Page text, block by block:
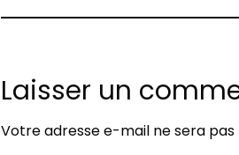
Laisser un
Votre adresse e-mail ne sera pas